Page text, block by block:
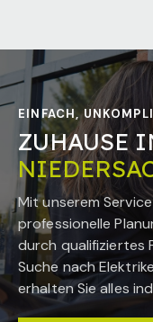
EINFACH,
ZUHAUSE
Mit unserem
professionelle
durch qualifiziertes
Suche nach
erhalten Sie alles